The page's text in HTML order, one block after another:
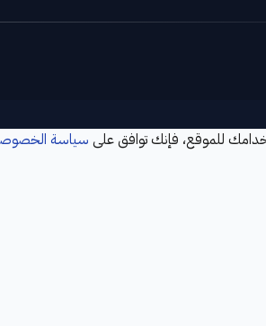
للموقع، فإنك توافق على سياسة